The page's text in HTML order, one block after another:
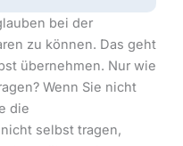
bei der
zu können. Das geht
übernehmen. Nur wie
Wenn Sie nicht
die
selbst tragen,